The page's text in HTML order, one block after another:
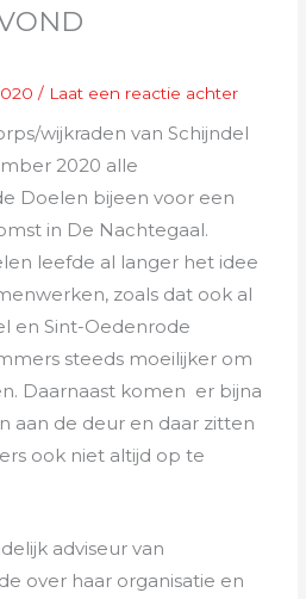
/ Laat een reactie achter
wijkraden van Schijndel
2020 alle
Doelen bijeen voor een
in De Nachtegaal.
leefde al langer het idee
zoals dat ook al
en Sint-Oedenrode
steeds moeilijker om
Daarnaast komen er bijna
aan de deur en daar zitten
ook niet altijd op te
adviseur van
over haar organisatie en